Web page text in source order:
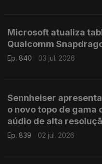
Microsoft atualiza
Qualcomm
Ep. 840 03 jul. 2026
Sennheiser
o novo topo de gama
aúdio de alta
Ep. 839 02 jul. 2026